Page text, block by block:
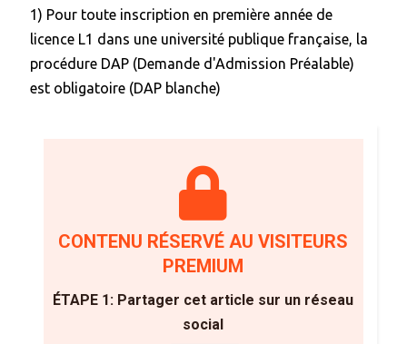
1) Pour toute inscription en première année de
licence L1 dans une université publique française, la
procédure DAP (Demande d'Admission Préalable)
est obligatoire (DAP blanche)
CONTENU RÉSERVÉ AU VISITEURS
PREMIUM
ÉTAPE 1: Partager cet article sur un réseau
social